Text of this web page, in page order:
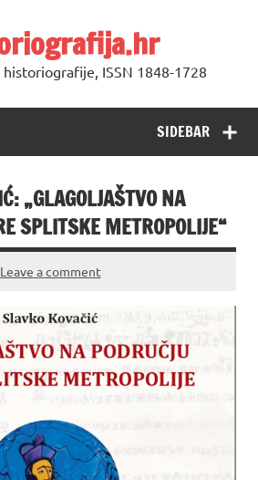
ISSN 1848-1728
SIDEBAR
„GLAGOLJAŠTVO NA
SPLITSKE METROPOLIJE“
Leave a comment